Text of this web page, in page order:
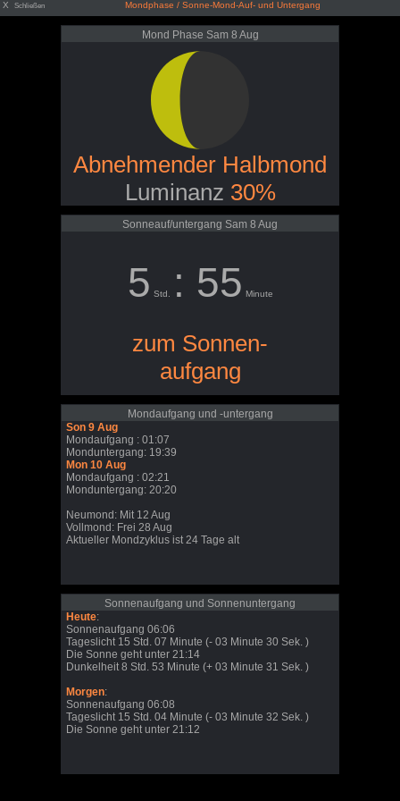
X Schließen Mondphase / Sonne-Mond-Auf- und Untergang
Mond Phase Sam 8 Aug
Abnehmender Halbmond
Luminanz 30%
Sonneauf/untergang Sam 8 Aug
5 Std. : 55 Minute
zum Sonnen-
aufgang
Mondaufgang und -untergang
Son 9 Aug
Mondaufgang : 01:07
Monduntergang: 19:39
Mon 10 Aug
Mondaufgang : 02:21
Monduntergang: 20:20
Neumond: Mit 12 Aug
Vollmond: Frei 28 Aug
Aktueller Mondzyklus ist 24 Tage alt
Sonnenaufgang und Sonnenuntergang
Heute:
Sonnenaufgang 06:06
Tageslicht 15 Std. 07 Minute (- 03 Minute 30 Sek. )
Die Sonne geht unter 21:14
Dunkelheit 8 Std. 53 Minute (+ 03 Minute 31 Sek. )
Morgen:
Sonnenaufgang 06:08
Tageslicht 15 Std. 04 Minute (- 03 Minute 32 Sek. )
Die Sonne geht unter 21:12